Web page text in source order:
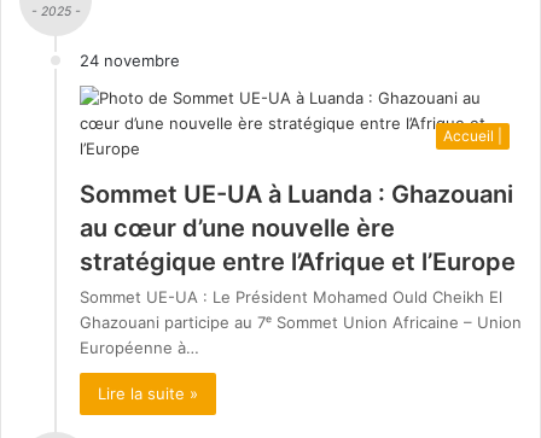
- 2025 -
24 novembre
Accueil |
Sommet UE-UA à Luanda : Ghazouani
au cœur d’une nouvelle ère
stratégique entre l’Afrique et l’Europe
Sommet UE-UA : Le Président Mohamed Ould Cheikh El
Ghazouani participe au 7ᵉ Sommet Union Africaine – Union
Européenne à…
Lire la suite »